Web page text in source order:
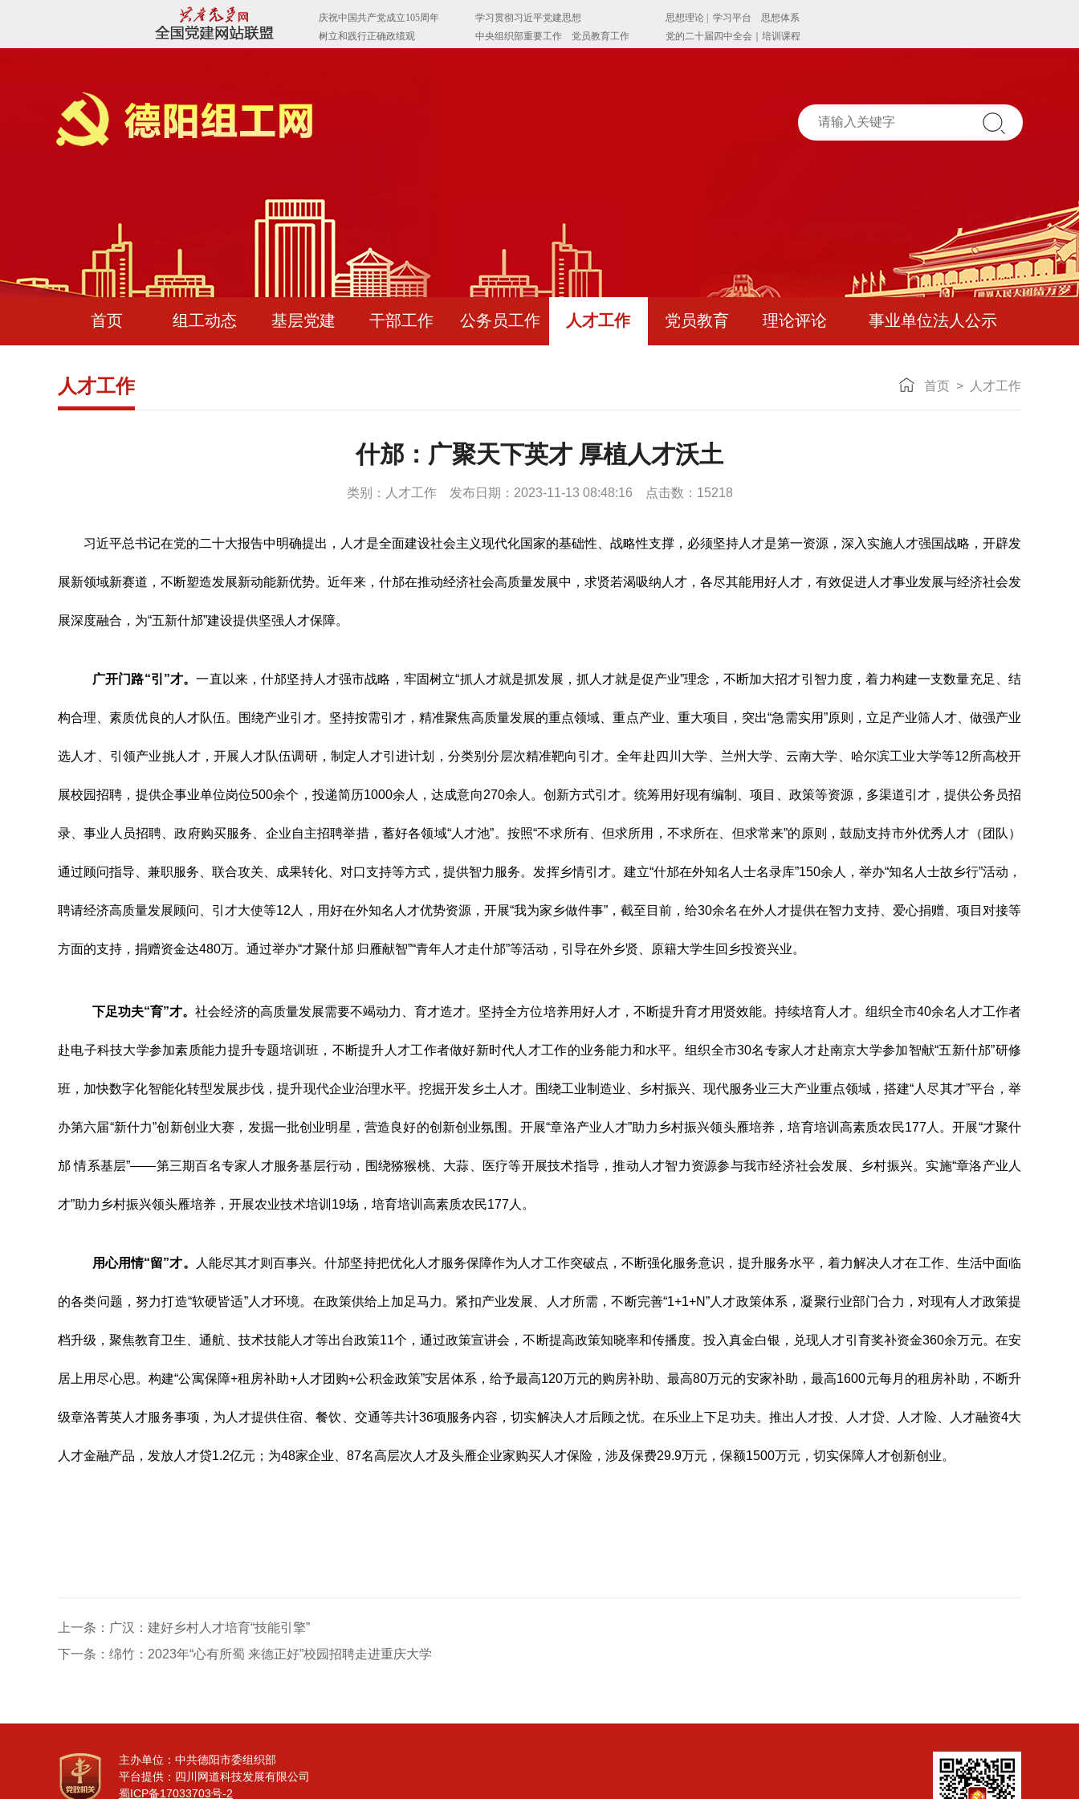
首页 组工动态 基层党建 干部工作 公务员工作 人才工作 党员教育 理论评论 事业单位法人公示
人才工作 首页 > 人才工作
什邡：广聚天下英才 厚植人才沃土
类别：人才工作 发布日期：2023-11-13 08:48:16 点击数：15218
习近平总书记在党的二十大报告中明确提出，人才是全面建设社会主义现代化国家的基础性、战略性支撑，必须坚持人才是第一资源，深入实施人才强国战略，开辟发
展新领域新赛道，不断塑造发展新动能新优势。近年来，什邡在推动经济社会高质量发展中，求贤若渴吸纳人才，各尽其能用好人才，有效促进人才事业发展与经济社会发
展深度融合，为“五新什邡”建设提供坚强人才保障。
广开门路“引”才。一直以来，什邡坚持人才强市战略，牢固树立“抓人才就是抓发展，抓人才就是促产业”理念，不断加大招才引智力度，着力构建一支数量充足、结
构合理、素质优良的人才队伍。围绕产业引才。坚持按需引才，精准聚焦高质量发展的重点领域、重点产业、重大项目，突出“急需实用”原则，立足产业筛人才、做强产业
选人才、引领产业挑人才，开展人才队伍调研，制定人才引进计划，分类别分层次精准靶向引才。全年赴四川大学、兰州大学、云南大学、哈尔滨工业大学等12所高校开
展校园招聘，提供企事业单位岗位500余个，投递简历1000余 人，达成意向270余人。创新方式引才。统筹用好现有编制、项目、政策等资源，多渠道引才，提供公务员招
录、事业人员招聘、政府购买服务、企业自主招聘举措，蓄好各领域“人才池”。按照“不求所有、但求所用，不求所在、但求常来”的原则，鼓励支持市外优秀人才（团队）
通过顾问指导、兼职服务、联合攻关、成果转化、对口支持等方式，提供智力服务。发挥乡情引才。建立“什邡在外知名人士名录库”150余人， 举办“知名人士故乡行”活动，
聘请经济高质量发展顾问、引才大使等12 人， 用好在外知名人才优势资源，开展“我为家乡做件事” ，截至目前，给30余名在外人才提供在智力支持、爱心捐赠、项目对接等
方面的支持 ，捐赠资金达480万。通过举办“才聚什邡 归雁献智”“青年人才走什邡”等活动，引导在外乡贤、原籍大学生回乡投资兴业。
下足功夫“育”才。社会经济的高质量发展需要不竭动力、育才造才。坚持全方位培养用好人才，不断提升育才用贤效能。持续培育人才。组织全市40余名人才工作者
赴电子科技大学参加素质能力提升专题培训班，不断提升人才工作者做好新时代人才工作的业务能力和水平。组织全市30名专家人才赴南京大学参加智献“五新什邡”研修
班，加快数字化智能化转型发展步伐，提升现代企业治理水平。挖掘开发乡土人才。围绕工业制造业、乡村振兴、现代服务业三大产业重点领域，搭建“人尽其才”平台，举
办第六届“新什力”创新创业大赛，发掘一批创业明星，营造良好的创新创业氛围。开展“章洛产业人才”助力乡村振兴领头雁培养，培育培训高素质农民177人。开展“才聚什
邡 情系基层”——第三期百名专家人才服务基层行动 ，围绕猕猴桃、大蒜、医疗等开展技术指导，推动人才智力资源参与我市经济社会发展、乡村振兴。实施“章洛产业人
才”助力乡村振兴领头雁培养，开展农业技术培训 19场，培育培训高素质农民177人。
用心用情“留”才。 人能尽其才则百事兴。什邡坚持把优化人才服务保障作为人才工作突破点，不断强化服务意识，提升服务水平，着力解决人才在工作、生活中面临
的各类问题，努力打造“软硬皆适”人才环境。在政策供给上加足马力。紧扣产业发展、人才所需，不断完善“1+1+N”人才政策体系，凝聚行业部门合力，对现有人才政策提
档升级，聚焦教育卫生、通航、技术技能人才等出台政策11个，通过政策宣讲会，不断提高政策知晓率和传播度。投入真金白银，兑现人才引育奖补资金360余万元。在安
居上用尽心思。 构建“公寓保障+租房补助+人才团购+公积金政策”安居体系，给予最高120万元的购房补助、最高80万元的安家补助，最高1600元每月的租房补助，不断升
级章洛菁英人才服务事项 ， 为人才提供住宿、餐饮、交通等共计36项服务内容 ，切实解决人才后顾之忧。在乐业上下足功夫。推出人才投、人才贷、人才险、人才融资4大
人才金融产品，发放人才贷1.2亿元；为48家企业、 87名高层次人才及头雁企业家购买人才保险，涉及保费29.9万元，保额1500万元，切实保障人才创新创业。
上一条： 广汉：建好乡村人才培育“技能引擎”
下一条： 绵竹：2023年“心有所蜀 来德正好”校园招聘走进重庆大学
主办单位：中共德阳市委组织部
平台提供：四川网道科技发展有限公司
蜀ICP备17033703号-2